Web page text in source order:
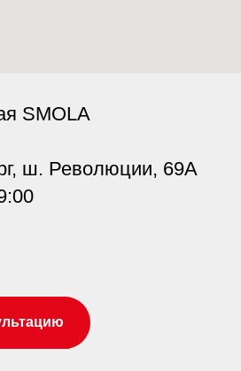
SMOLA
ш. Революции, 69А